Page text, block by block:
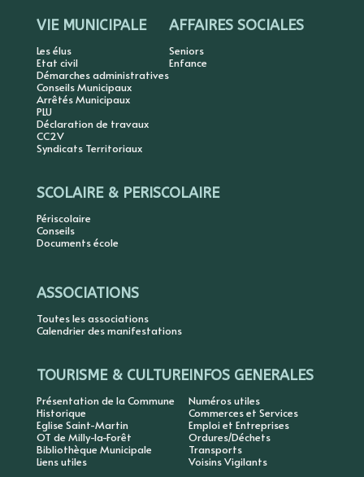
VIE MUNICIPALE
Les élus
Etat civil
Démarches administratives
Conseils Municipaux
Arrêtés Municipaux
PLU
Déclaration de travaux
CC2V
Syndicats Territoriaux
AFFAIRES SOCIALES
Seniors
Enfance
SCOLAIRE & PERISCOLAIRE
Périscolaire
Conseils
Documents école
ASSOCIATIONS
Toutes les associations
Calendrier des manifestations
TOURISME & CULTURE
Présentation de la Commune
Historique
Eglise Saint-Martin
OT de Milly-la-Forêt
Bibliothèque Municipale
Liens utiles
INFOS GENERALES
Numéros utiles
Commerces et Services
Emploi et Entreprises
Ordures/Déchets
Transports
Voisins Vigilants